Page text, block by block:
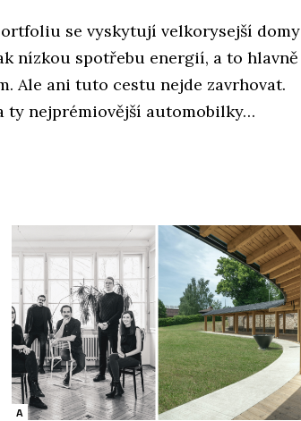
se vyskytují velkorysejší domy
nízkou spotřebu energií, a to hlavně
Ale ani tuto cestu nejde zavrhovat.
ty nejprémiovější automobilky…
A